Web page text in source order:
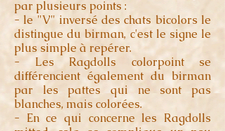
par plusieurs points :
- le "V" inversé des chats bicolors le
distingue du birman, c'est le signe le
plus simple à repérer.
- Les Ragdolls colorpoint se
différencient également du birman
par les pattes qui ne sont pas
blanches, mais colorées.
- En ce qui concerne les Ragdolls